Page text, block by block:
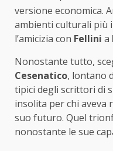
versione economica.
ambienti culturali più
l’amicizia con Fellini a
Nonostante tutto,
Cesenatico, lontano
tipici degli scrittori di
insolita per chi aveva
suo futuro. Quel
nonostante le sue